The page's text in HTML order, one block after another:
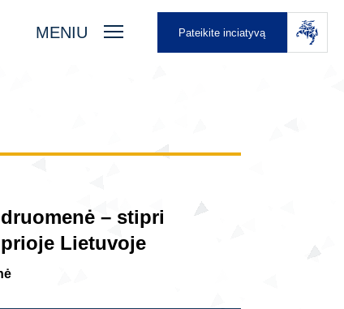
MENIU Pateikite inciatyvą
– stipri
Lietuvoje